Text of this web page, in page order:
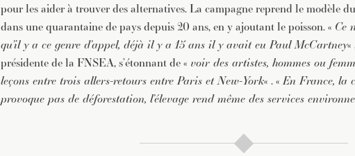
pour les aider à trouver des alternatives. La campagne reprend le modèle
dans une quarantaine de pays depuis 20 ans, en y ajoutant le poisson. « Ce
qu’il y a ce genre d’appel, déjà il y a 15 ans il y avait eu Paul McCartney
présidente de la FNSEA, s’étonnant de « voir des artistes, hommes ou
leçons entre trois allers-retours entre Paris et New-York« . «En France, la
provoque pas de déforestation, l’élevage rend même des services